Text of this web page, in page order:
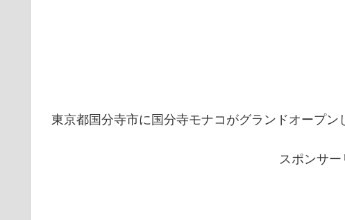
東京都国分寺市に国分寺モナコがグランドオープン
スポンサー